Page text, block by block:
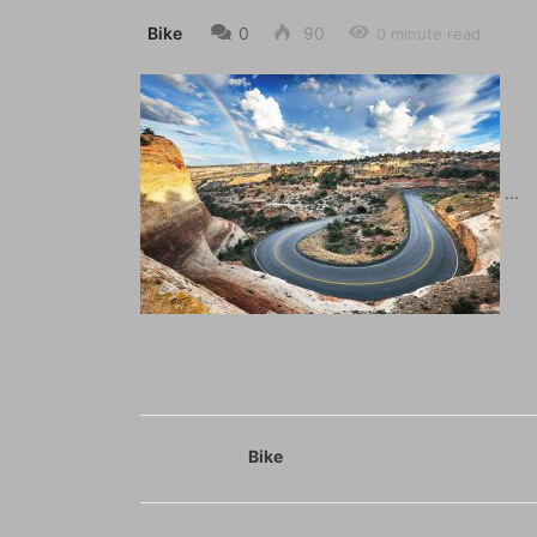
Bike 0 90 0 minute read
Bike